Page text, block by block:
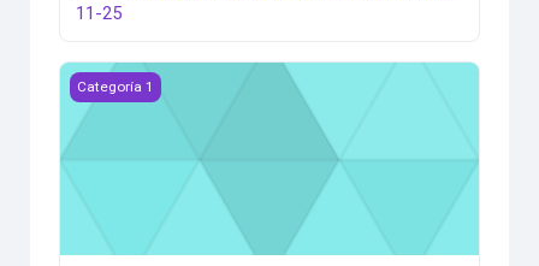
11-25
Atención Integral de la Persona Gestante 11y12-11-25
Categoría 1